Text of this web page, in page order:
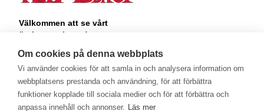
Om cookies på denna webbplats
Vi använder cookies för att samla in och analysera information om
webbplatsens prestanda och användning, för att förbättra
funktioner kopplade till sociala medier och för att förbättra och
anpassa innehåll och annonser. Läs mer
Välkommen att se vårt
övriga sortiment!
Royalrest
Heatknife
Bauerfeind
Stimulite